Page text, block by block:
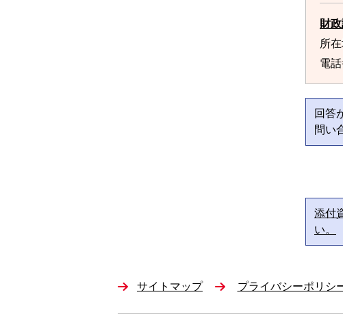
財
所
電
回答
問い
添付
い。
サイトマップ プライバシーポリシ